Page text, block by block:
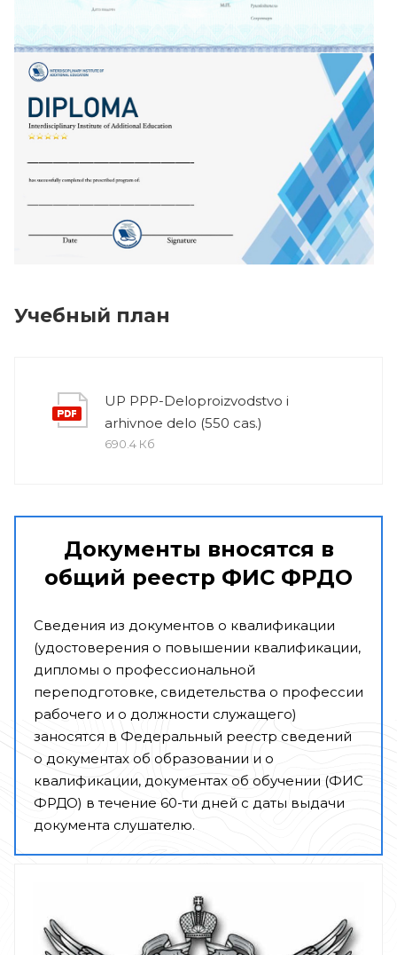
Учебный план
UP PPP-Deloproizvodstvo i
arhivnoe delo (550 cas.)
690.4 Кб
Документы вносятся в
общий реестр ФИС ФРДО
Сведения из документов о квалификации
(удостоверения о повышении квалификации,
дипломы о профессиональной
переподготовке, свидетельства о профессии
рабочего и о должности служащего)
заносятся в Федеральный реестр сведений
о документах об образовании и о
квалификации, документах об обучении (ФИС
ФРДО) в течение 60-ти дней с даты выдачи
документа слушателю.